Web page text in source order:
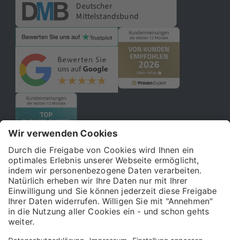
Deutscher
Mittelstandsbund
© 2026 121WATT GmbH
Über uns